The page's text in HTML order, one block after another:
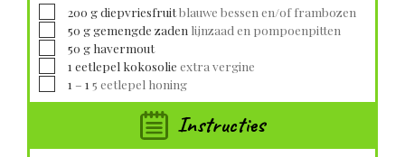
▢
200 gdiepvriesfruitblauwe bessen en/of frambozen
▢
50 ggemengde zaden lijnzaad en pompoenpitten
▢
50 g havermout
▢1 eetlepel kokosolie extra vergine
▢1 – 1 5 eetlepel honing
Instructies